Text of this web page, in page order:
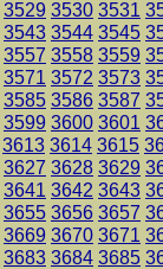
3529 3530 3531
3543 3544 3545
3557 3558 3559
3571 3572 3573
3585 3586 3587
3599 3600 3601
3613 3614 3615
3627 3628 3629
3641 3642 3643
3655 3656 3657
3669 3670 3671
3683 3684 3685